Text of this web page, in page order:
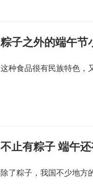
粽子之外的端午节
这种食品很有民族特色，
不止有粽子 端午
除了粽子，我国不少地